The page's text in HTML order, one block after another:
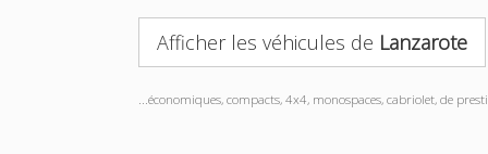
Afficher les véhicules de Lanzarote
...économiques, compacts, 4x4, monospaces, cabriolet, de